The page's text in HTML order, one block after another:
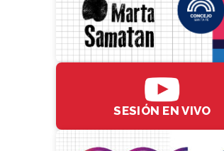
SESIÓN EN VIVO